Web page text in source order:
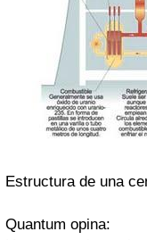
Estructura de una
Quantum opina: